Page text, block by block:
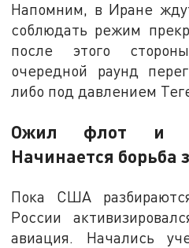
Напомним, в Иране
соблюдать режим
после этого
очередной раунд
либо под давлением
Ожил флот и
Начинается борьба
Пока США
России
авиация. Начались